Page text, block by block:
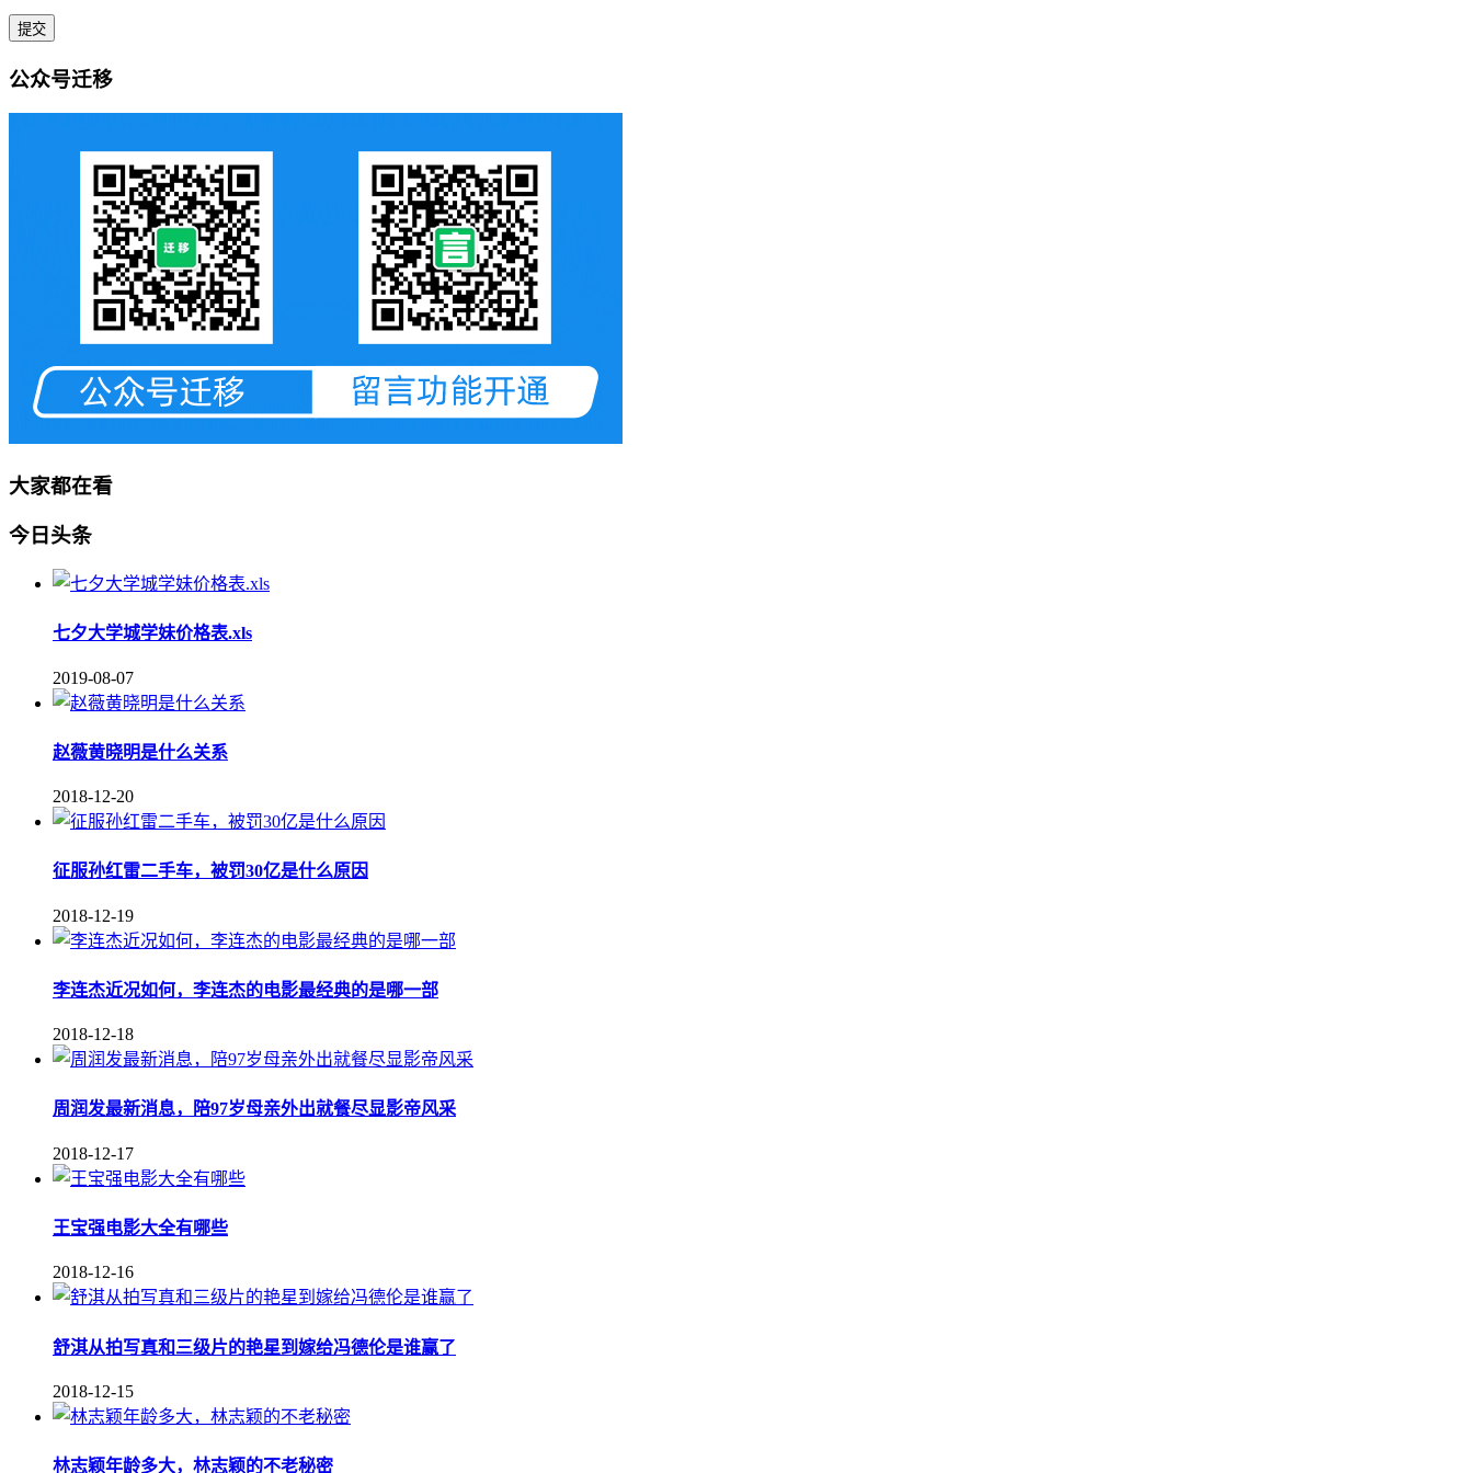
公众号迁移
大家都在看
今日头条
七夕大学城学妹价格表.xls
2019-08-07
赵薇黄晓明是什么关系
2018-12-20
征服孙红雷二手车，被罚30亿是什么原因
2018-12-19
李连杰近况如何，李连杰的电影最经典的是哪一部
2018-12-18
周润发最新消息，陪97岁母亲外出就餐尽显影帝风采
2018-12-17
王宝强电影大全有哪些
2018-12-16
舒淇从拍写真和三级片的艳星到嫁给冯德伦是谁赢了
2018-12-15
林志颖年龄多大，林志颖的不老秘密